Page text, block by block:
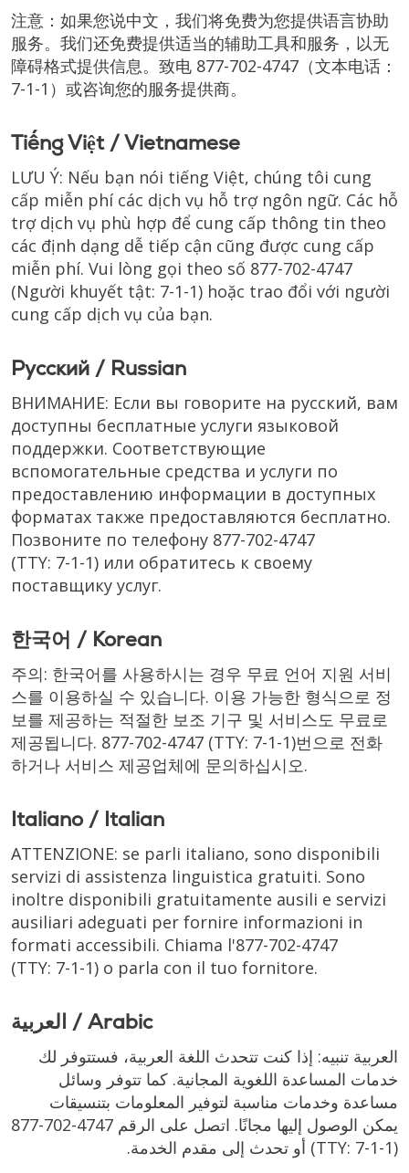
注意：如果您说中文，我们将免费为您提供语言协助
服务。我们还免费提供适当的辅助工具和服务，以无
障碍格式提供信息。致电 877-702-4747 （文本电话：
7-1-1） 或咨询您的服务提供商。
Tiếng Việt / Vietnamese
LƯU Ý: Nếu bạn nói tiếng Việt, chúng tôi cung
cấp miễn phí các dịch vụ hỗ trợ ngôn ngữ. Các hỗ
trợ dịch vụ phù hợp để cung cấp thông tin theo
các định dạng dễ tiếp cận cũng được cung cấp
miễn phí. Vui lòng gọi theo số 877-702-4747
(Người khuyết tật: 7-1-1) hoặc trao đổi với người
cung cấp dịch vụ của bạn.
Русский / Russian
ВНИМАНИЕ: Если вы говорите на русский, вам
доступны бесплатные услуги языковой
поддержки. Соответствующие
вспомогательные средства и услуги по
предоставлению информации в доступных
форматах также предоставляются бесплатно.
Позвоните по телефону 877-702-4747
(TTY: 7-1-1) или обратитесь к своему
поставщику услуг.
한국어 / Korean
주의: 한국어를 사용하시는 경우 무료 언어 지원 서비
스를 이용하실 수 있습니다. 이용 가능한 형식으로 정
보를 제공하는 적절한 보조 기구 및 서비스도 무료로
제공됩니다. 877-702-4747 (TTY: 7-1-1)번으로 전화
하거나 서비스 제공업체에 문의하십시오.
Italiano / Italian
ATTENZIONE: se parli italiano, sono disponibili
servizi di assistenza linguistica gratuiti. Sono
inoltre disponibili gratuitamente ausili e servizi
ausiliari adeguati per fornire informazioni in
formati accessibili. Chiama l'877-702-4747
(TTY: 7-1-1) o parla con il tuo fornitore.
العربية / Arabic
العربية تنبيه: إذا كنت تتحدث اللغة العربية، فستتوفر لك
خدمات المساعدة اللغوية المجانية. كما تتوفر وسائل
مساعدة وخدمات مناسبة لتوفير المعلومات بتنسيقات
يمكن الوصول إليها مجانًا. اتصل على الرقم 877-702-4747
(TTY: 7-1-1) أو تحدث إلى مقدم الخدمة.